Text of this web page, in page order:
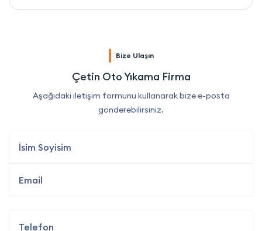
Bize Ulaşın
Çetin Oto Yıkama Firma
Aşağıdaki iletişim formunu kullanarak bize e-posta
gönderebilirsiniz.